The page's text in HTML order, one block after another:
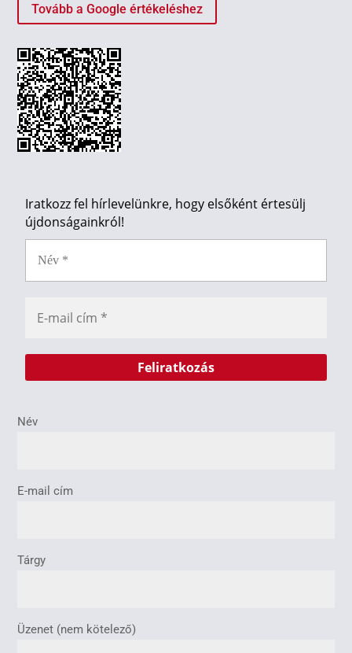
Tovább a Google értékeléshez
Iratkozz fel hírlevelünkre, hogy elsőként értesülj
újdonságainkról!
Név
E-mail cím
Tárgy
Üzenet (nem kötelező)